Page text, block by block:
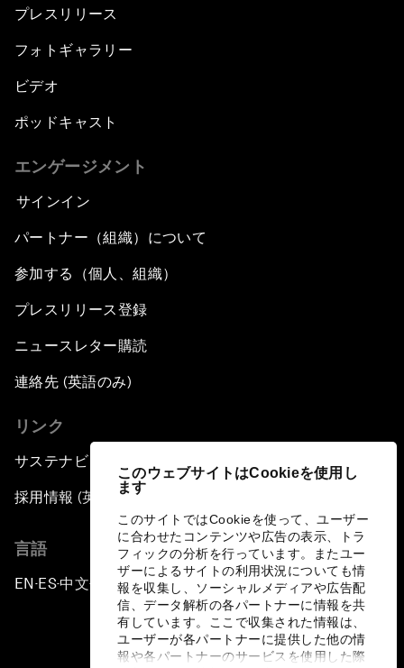
このウェブサイトはCookieを使用し
ます
このサイトではCookieを使って、ユーザー
に合わせたコンテンツや広告の表示、トラ
フィックの分析を行っています。またユー
ザーによるサイトの利用状況についても情
報を収集し、ソーシャルメディアや広告配
信、データ解析の各パートナーに情報を共
有しています。ここで収集された情報は、
ユーザーが各パートナーに提供した他の情
報や各パートナーのサービスを使用した際
プレスリリース
フォトギャラリー
ビデオ
ポッドキャスト
エンゲージメント
サインイン
パートナー（組織）について
参加する（個人、組織）
プレスリリース登録
ニュースレター購読
連絡先 (英語のみ)
リンク
サステナビリティへの取り組み
採用情報 (英語のみ)
言語
EN ▪ES▪中文▪ 日本語